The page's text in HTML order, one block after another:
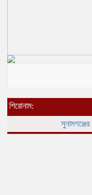
শিরোনাম:
সুনামগঞ্জের